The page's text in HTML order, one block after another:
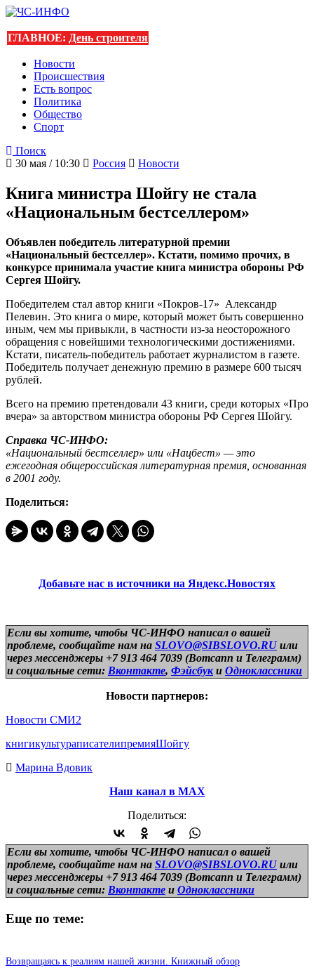
ГЛАВНОЕ: День строителя
Новости
Происшествия
Есть вопрос
Политика
Общество
Спорт
Поиск
30 мая / 10:30
Россия Новости
Книга министра Шойгу не стала
«Национальным бестселлером»
Объявлен победитель литературной премии
«Национальный бестселлер». Кстати, помимо прочих, в
конкурсе принимала участие книга министра обороны РФ
Сергея Шойгу.
Победителем стал автор книги «Покров-17» Александр
Пелевин. Это книга о мире, который может быть совершенно
иным, чем мы привыкли, в частности из-за неосторожного
обращения с новейшими технологическими достижениями.
Кстати, писатель-победитель работает журналистом в газете.
Победитель получает денежную премию в размере 600 тысяч
рублей.
Всего на премию претендовали 43 книги, среди которых «Про
вчера» за авторством министра обороны РФ Сергея Шойгу.
Справка ЧС-ИНФО:
«Национальный бестселлер» или «Нацбест» — это
ежегодная общероссийская литературная премия, основанная
в 2001 году.
Поделиться:
Добавьте нас в источники на Яндекс.Новостях
Если вы хотите, чтобы ЧС-ИНФО написал о вашей
проблеме, сообщайте нам на SLOVO@SIBSLOVO.RU или
через мессенджеры +7 913 464 7039 (Вотсапп и Телеграмм)
и социальные сети: Вконтакте, Фэйсбуки Одноклассники
Новости партнеров:
Новости СМИ2
книгикультураписателипремияШойгу
Марина Вдовик
Наш канал в МАХ
Поделиться:
Если вы хотите, чтобы ЧС-ИНФО написал о вашей
проблеме, сообщайте нам на SLOVO@SIBSLOVO.RU или
через мессенджеры +7 913 464 7039 (Вотсапп и Телеграмм)
и социальные сети: Вконтакте и Одноклассники
Еще по теме:
Возвращаясь к реалиям нашей жизни. Книжный обзор